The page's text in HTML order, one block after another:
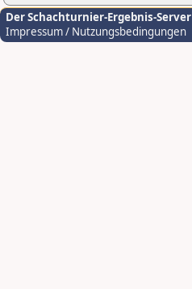
Der Schachturnier-Ergebnis-Server
Impressum / Nutzungsbedingungen